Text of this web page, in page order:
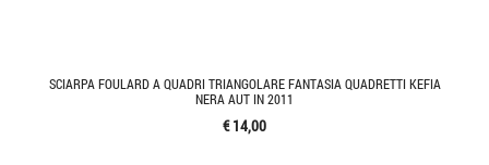
SCIARPA FOULARD A QUADRI TRIANGOLARE FANTASIA QUADRETTI KEFIA
NERA AUT IN 2011
€ 14,00